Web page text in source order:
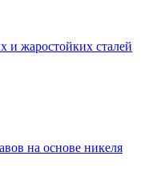
и жаростойких сталей
на основе никеля